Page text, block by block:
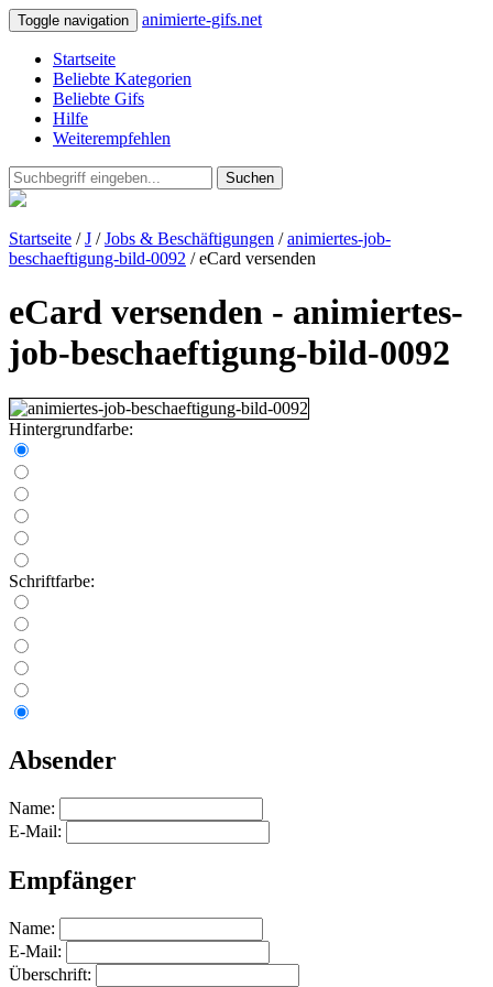
Toggle navigation animierte-gifs.net
Startseite
Beliebte Kategorien
Beliebte Gifs
Hilfe
Weiterempfehlen
Suchen
Startseite /J /Jobs & Beschäftigungen /animiertes-job-
beschaeftigung-bild-0092 / eCard versenden
eCard versenden - animiertes-
job-beschaeftigung-bild-0092
Hintergrundfarbe:
Schriftfarbe:
Absender
Name:
E-Mail:
Empfänger
Name:
E-Mail:
Überschrift: